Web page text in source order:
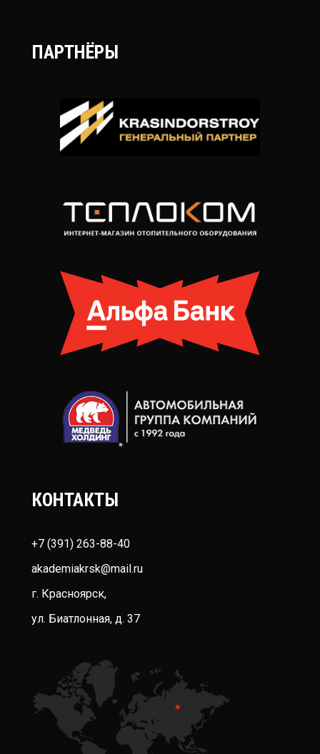
ПАРТНЁРЫ
КОНТАКТЫ
+7 (391) 263-88-40
akademiakrsk@mail.ru
г. Красноярск,
ул. Биатлонная, д. 37